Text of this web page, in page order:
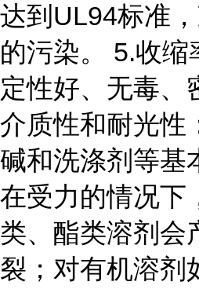
达到UL94标准
的污染。 5.收缩
定性好、无毒、
介质性和耐光性
碱和洗涤剂等基
在受力的情况下
类、酯类溶剂会
裂；对有机溶剂